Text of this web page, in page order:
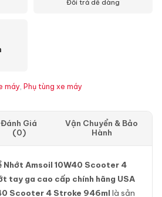
Đổi trả dễ dàng
máy, Phụ tùng xe máy
Đánh Giá
(0)
Vận Chuyển & Bảo
Hành
Nhớt Amsoil 10W40 Scooter 4
tay ga cao cấp chính hãng USA
Scooter 4 Stroke 946ml là sản